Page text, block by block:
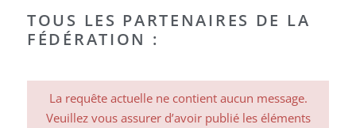
TOUS LES PARTENAIRES DE LA
FÉDÉRATION :
La requête actuelle ne contient aucun message.
Veuillez vous assurer d’avoir publié les éléments